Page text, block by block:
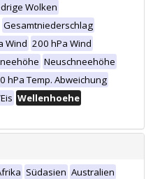
Wolken
Gesamtniederschlag
Wind 200 hPa Wind
Neuschneehöhe
hPa Temp. Abweichung
Wellenhoehe
Südasien Australien